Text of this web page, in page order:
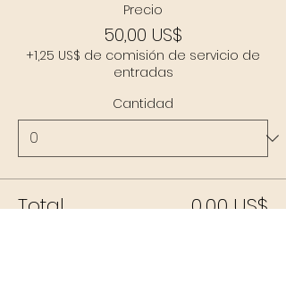
Precio
50,00 US$
+1,25 US$ de comisión de servicio de
entradas
Cantidad
Total 0,00 US$